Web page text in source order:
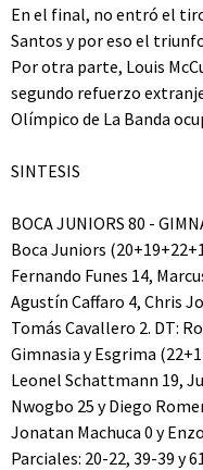
En el final, no entró el
Santos y por eso el
Por otra parte, Louis
segundo refuerzo
Olímpico de La Banda
SINTESIS
BOCA JUNIORS 80 -
Boca Juniors
Fernando Funes 14,
Agustín Caffaro 4, Chris
Tomás Cavallero 2. DT:
Gimnasia y Esgrima
Leonel Schattmann 19,
Nwogbo 25 y Diego
Jonatan Machuca 0 y
Parciales: 20-22, 39-39 y